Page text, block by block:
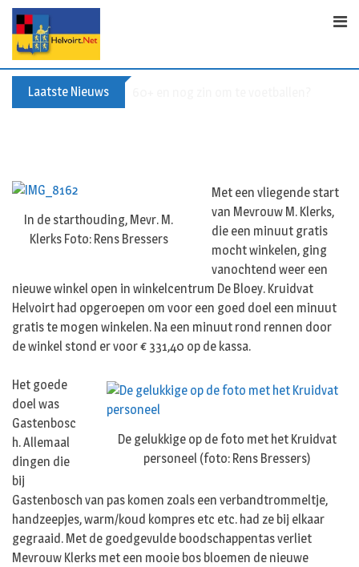
Skip
content
Laatste Nieuws
In de starthouding, Mevr. M.
Klerks Foto: Rens Bressers
Met een vliegende start
van Mevrouw M. Klerks,
die een minuut gratis
mocht winkelen, ging
vanochtend weer een
nieuwe winkel open in winkelcentrum De Bloey. Kruidvat
Helvoirt had opgeroepen om voor een goed doel een minuut
gratis te mogen winkelen. Na een minuut rond rennen door
de winkel stond er voor € 331,40 op de kassa.
De gelukkige op de foto met het Kruidvat
personeel (foto: Rens Bressers)
Het goede
doel was
Gastenbosc
h. Allemaal
dingen die
bij
Gastenbosch van pas komen zoals een verbandtrommeltje,
handzeepjes, warm/koud kompres etc etc. had ze bij elkaar
gegraaid. Met de goedgevulde boodschappentas verliet
Mevrouw Klerks met een mooie bos bloemen de nieuwe